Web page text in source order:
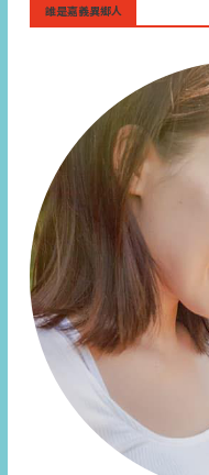
誰是嘉義異鄉人